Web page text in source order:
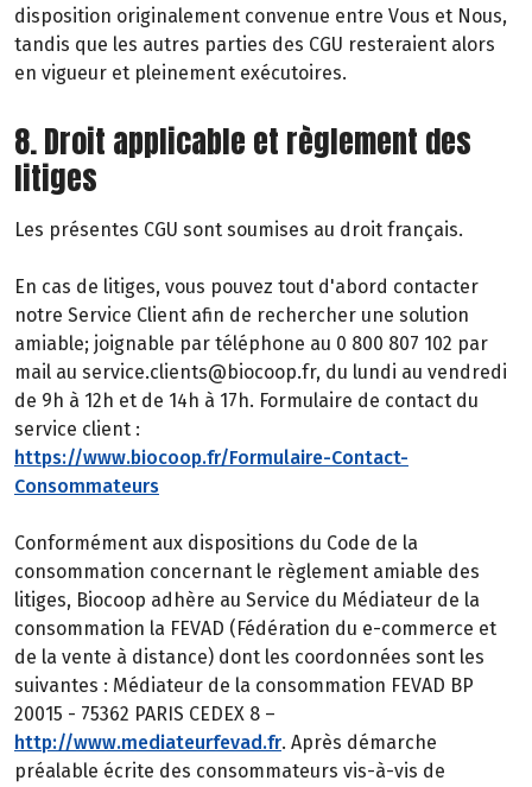
disposition originalement convenue entre Vous et Nous,
tandis que les autres parties des CGU resteraient alors
en vigueur et pleinement exécutoires.
8. Droit applicable et règlement des
litiges
Les présentes CGU sont soumises au droit français.
En cas de litiges, vous pouvez tout d'abord contacter
notre Service Client afin de rechercher une solution
amiable; joignable par téléphone au 0 800 807 102 par
mail au service.clients@biocoop.fr, du lundi au vendredi
de 9h à 12h et de 14h à 17h. Formulaire de contact du
service client :
https://www.biocoop.fr/Formulaire-Contact-
Consommateurs
Conformément aux dispositions du Code de la
consommation concernant le règlement amiable des
litiges, Biocoop adhère au Service du Médiateur de la
consommation la FEVAD (Fédération du e-commerce et
de la vente à distance) dont les coordonnées sont les
suivantes : Médiateur de la consommation FEVAD BP
20015 - 75362 PARIS CEDEX 8 –
http://www.mediateurfevad.fr. Après démarche
préalable écrite des consommateurs vis-à-vis de